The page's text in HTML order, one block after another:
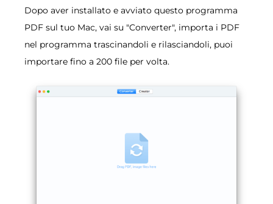
Dopo aver installato e avviato questo programma
PDF sul tuo Mac, vai su "Converter", importa i PDF
nel programma trascinandoli e rilasciandoli, puoi
importare fino a 200 file per volta.